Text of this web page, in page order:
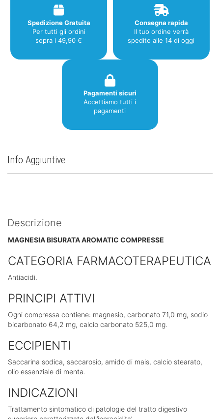
Spedizione Gratuita
Per tutti gli ordini
sopra i 49,90 €
Consegna rapida
Il tuo ordine verrà
spedito alle 14 di oggi
Pagamenti sicuri
Accettiamo tutti i
pagamenti
Info Aggiuntive
Descrizione
MAGNESIA BISURATA AROMATIC COMPRESSE
CATEGORIA FARMACOTERAPEUTICA
Antiacidi.
PRINCIPI ATTIVI
Ogni compressa contiene: magnesio, carbonato 71,0 mg, sodio
bicarbonato 64,2 mg, calcio carbonato 525,0 mg.
ECCIPIENTI
Saccarina sodica, saccarosio, amido di mais, calcio stearato,
olio essenziale di menta.
INDICAZIONI
Trattamento sintomatico di patologie del tratto digestivo